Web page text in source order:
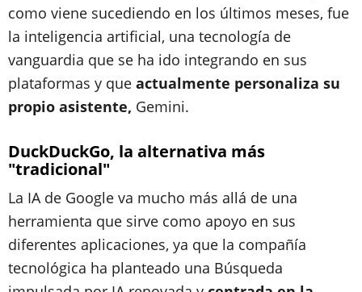
como viene sucediendo en los últimos meses, fue
la inteligencia artificial, una tecnología de
vanguardia que se ha ido integrando en sus
plataformas y que actualmente personaliza su
propio asistente, Gemini.
DuckDuckGo, la alternativa más
"tradicional"
La IA de Google va mucho más allá de una
herramienta que sirve como apoyo en sus
diferentes aplicaciones, ya que la compañía
tecnológica ha planteado una Búsqueda